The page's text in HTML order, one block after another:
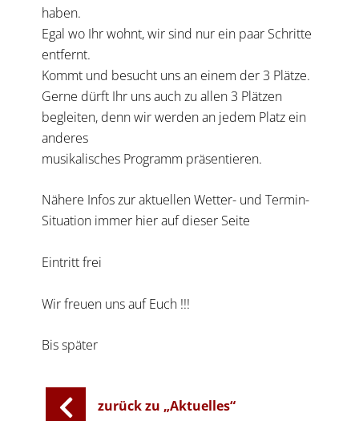
haben.
Egal wo Ihr wohnt, wir sind nur ein paar Schritte
entfernt.
Kommt und besucht uns an einem der 3 Plätze.
Gerne dürft Ihr uns auch zu allen 3 Plätzen
begleiten, denn wir werden an jedem Platz ein
anderes
musikalisches Programm präsentieren.
Nähere Infos zur aktuellen Wetter- und Termin-
Situation immer hier auf dieser Seite
Eintritt frei
Wir freuen uns auf Euch !!!
Bis später
zurück zu „Aktuelles“